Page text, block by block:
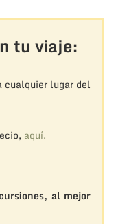
tu viaje:
lugar del
aquí.
al mejor